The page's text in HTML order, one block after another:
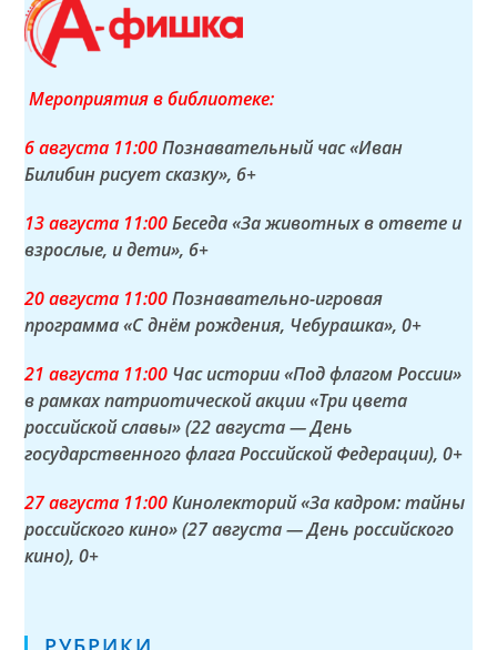
Мероприятия в библиотеке:
6 августа 11:00Познавательный час «Иван
Билибин рисует сказку», 6+
13 августа 11:00Беседа «За животных в ответе и
взрослые, и дети», 6+
20 августа 11:00Познавательно-игровая
программа «С днём рождения, Чебурашка», 0+
21 августа 11:00 Час истории «Под флагом России»
в рамках патриотической акции «Три цвета
российской славы» (22 августа — День
государственного флага Российской Федерации), 0+
27 августа 11:00Кинолекторий «За кадром: тайны
российского кино» (27 августа — День российского
кино), 0+